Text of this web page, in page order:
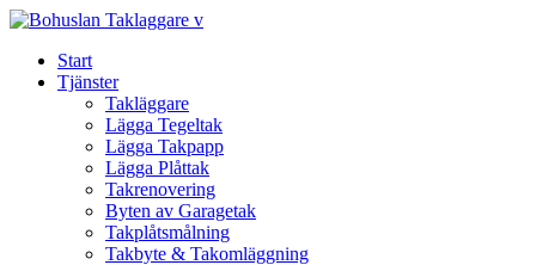
Skip
contentStart
Tjänster
Takläggare
Lägga Tegeltak
Lägga Takpapp
Lägga Plåttak
Takrenovering
Byten av Garagetak
Takplåtsmålning
Takbyte & Takomläggning